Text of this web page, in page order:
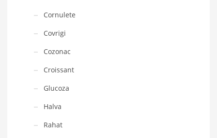
Cornulete
Covrigi
Cozonac
Croissant
Glucoza
Halva
Rahat